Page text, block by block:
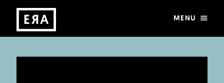
MENU